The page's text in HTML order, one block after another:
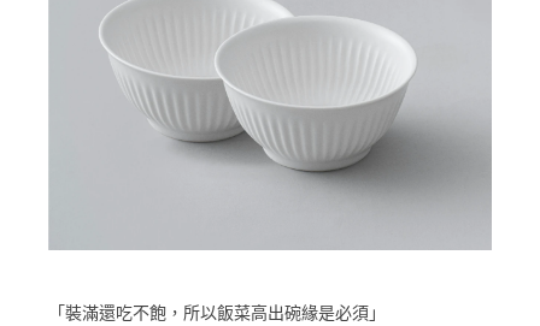
「裝滿還吃不飽，所以飯菜高出碗緣是必須」